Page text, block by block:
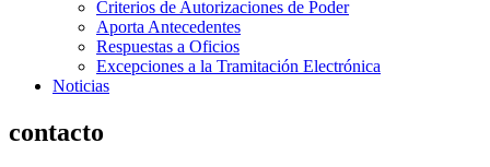
Criterios de Autorizaciones de Poder
Aporta Antecedentes
Respuestas a Oficios
Excepciones a la Tramitación Electrónica
Noticias
contacto